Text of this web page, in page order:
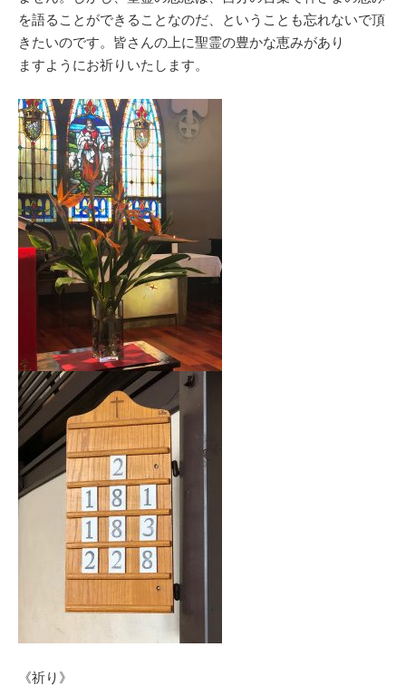
を語ることができることなのだ、ということも忘れないで頂
きたいのです。皆さんの上に聖霊の豊かな恵みがあり
ますようにお祈りいたします。
《祈り》